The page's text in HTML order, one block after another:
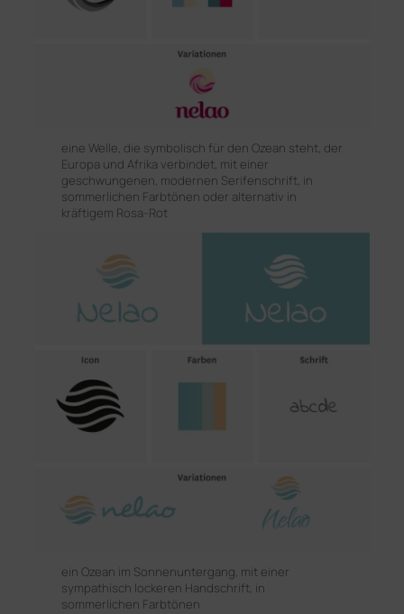
eine Welle, die symbolisch für den Ozean steht, der
Europa und Afrika verbindet, mit einer
geschwungenen, modernen Serifenschrift, in
sommerlichen Farbtönen oder alternativ in
kräftigem Rosa-Rot
ein Ozean im Sonnenuntergang, mit einer
sympathisch lockeren Handschrift, in
sommerlichen Farbtönen